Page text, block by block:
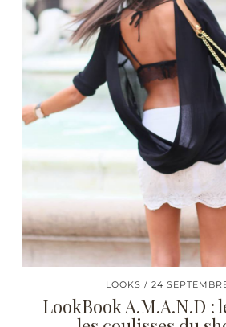
LOOKS 24
LookBook A.M.A.N.D :